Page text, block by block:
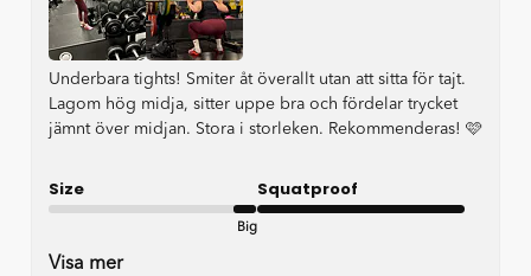
Underbara tights! Smiter åt överallt utan att sitta för tajt.
Lagom hög midja, sitter uppe bra och fördelar trycket
jämnt över midjan. Stora i storleken. Rekommenderas! 🩷
Size
Big
Squatproof
Visa mer